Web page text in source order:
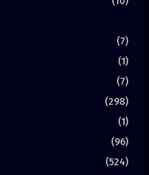
(7)
(1)
(7)
(298)
(1)
(96)
(524)